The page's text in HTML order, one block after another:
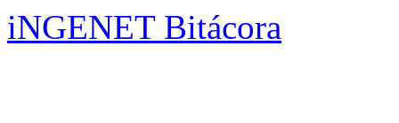
iNGENET Bitácora